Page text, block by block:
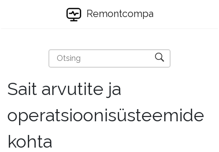
Remontcompa
Sait arvutite ja
operatsioonisüsteemide
kohta